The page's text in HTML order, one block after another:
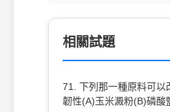
相關試題
71. 下列那一種原料可以改良油麵的口感及
韌性(A)玉米澱粉(B)磷酸